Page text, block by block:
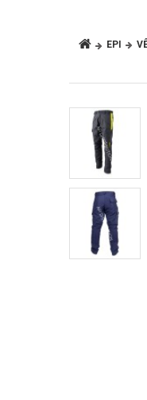
EPI